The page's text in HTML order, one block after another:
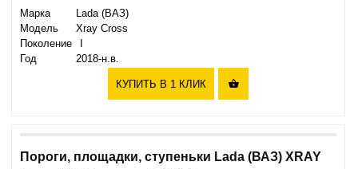
Марка
Lada (ВАЗ)
Модель
Xray Cross
Поколение
Год
2018-н.в.
КУПИТЬ В 1 КЛИК 
Пороги, площадки, ступеньки Lada (ВАЗ) XRAY